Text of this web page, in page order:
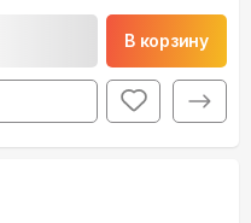
В корзину